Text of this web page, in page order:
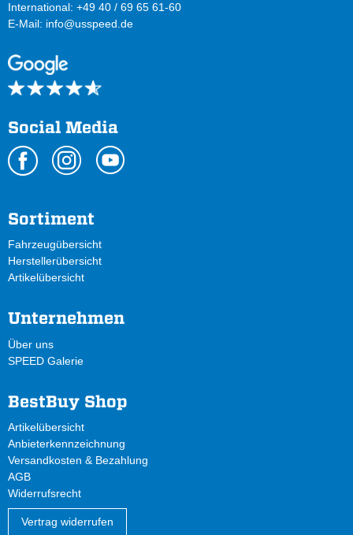
International: +49 40 / 69 65 61-60
E-Mail: info@usspeed.de
Social Media
Sortiment
Fahrzeugübersicht
Herstellerübersicht
Artikelübersicht
Unternehmen
Über uns
SPEED Galerie
BestBuy Shop
Artikelübersicht
Anbieterkennzeichnung
Versandkosten & Bezahlung
AGB
Widerrufsrecht
Vertrag widerrufen